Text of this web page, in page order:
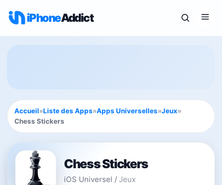
iPhoneAddict
Accueil»Liste des Apps»Apps Universelles»Jeux»
Chess Stickers
Chess Stickers
iOS Universel / Jeux